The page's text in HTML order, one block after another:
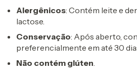
Alergênicos: Contém leite e
lactose.
Conservação: Após aberto,
preferencialmente em até 30
Não contém glúten